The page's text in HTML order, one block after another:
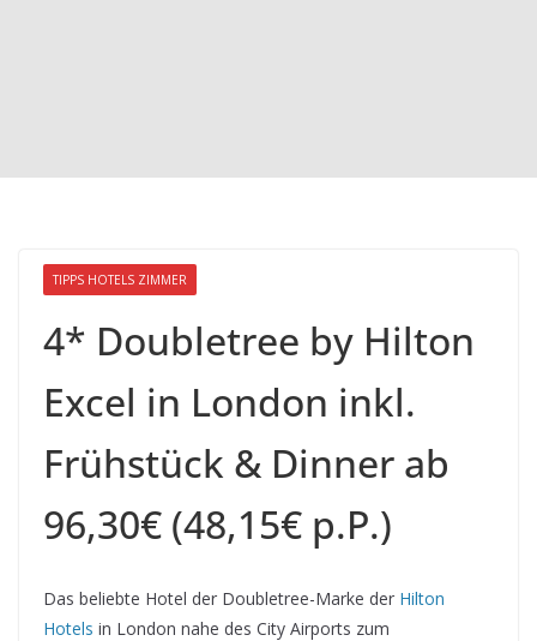
TIPPS HOTELS ZIMMER
4* Doubletree by Hilton
Excel in London inkl.
Frühstück & Dinner ab
96,30€ (48,15€ p.P.)
Das beliebte Hotel der Doubletree-Marke der Hilton
Hotels in London nahe des City Airports zum